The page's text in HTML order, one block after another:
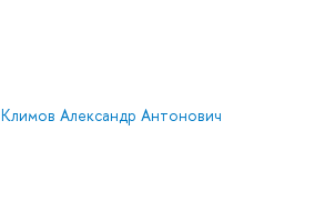
Климов Александр Антонович